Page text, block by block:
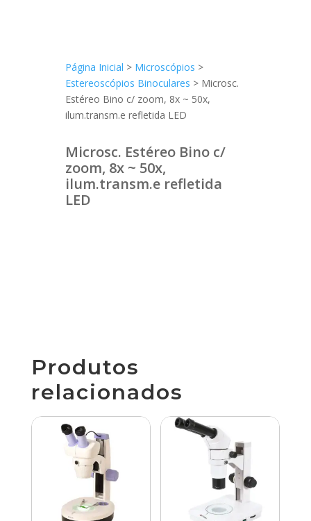
Página Inicial > Microscópios >
Estereoscópios Binoculares > Microsc.
Estéreo Bino c/ zoom, 8x ~ 50x,
ilum.transm.e refletida LED
Microsc. Estéreo Bino c/
zoom, 8x ~ 50x,
ilum.transm.e refletida
LED
Produtos
relacionados